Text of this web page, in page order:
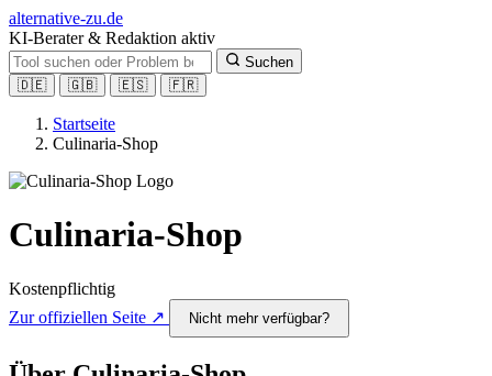
alternative-zu.de
KI-Berater & Redaktion aktiv
Suchen
🇩🇪
🇬🇧 🇪🇸 🇫🇷
Startseite
Culinaria-Shop
Culinaria-Shop
Kostenpflichtig
Zur offiziellen Seite ↗
Nicht mehr verfügbar?